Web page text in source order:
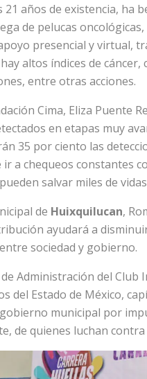
años de existencia, ha
de pelucas
presencial y virtual,
altos índices de
entre otras acciones.
Cima, Eliza Puente
en etapas muy
35 por ciento las
a chequeos constantes
salvar miles de
de Huixquilucan,
ayudará a
sociedad y gobierno.
Administración del Club
del Estado de México,
municipal por
de quienes luchan